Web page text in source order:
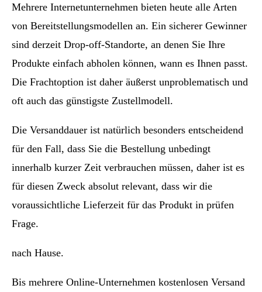
Mehrere Internetunternehmen bieten heute alle Arten
von Bereitstellungsmodellen an. Ein sicherer Gewinner
sind derzeit Drop-off-Standorte, an denen Sie Ihre
Produkte einfach abholen können, wann es Ihnen passt.
Die Frachtoption ist daher äußerst unproblematisch und
oft auch das günstigste Zustellmodell.
Die Versanddauer ist natürlich besonders entscheidend
für den Fall, dass Sie die Bestellung unbedingt
innerhalb kurzer Zeit verbrauchen müssen, daher ist es
für diesen Zweck absolut relevant, dass wir die
voraussichtliche Lieferzeit für das Produkt in prüfen
Frage.
nach Hause.
Bis mehrere Online-Unternehmen kostenlosen Versand